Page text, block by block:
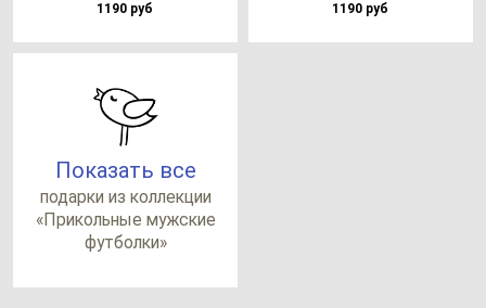
1190 руб 1190 руб
Показать все
по­дар­ки из кол­лек­ции
«При­коль­ные муж­ские
фут­бол­ки»